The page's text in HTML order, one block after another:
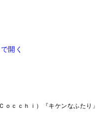
開く
ｏｃｃｈｉ）『キケンなふたり』